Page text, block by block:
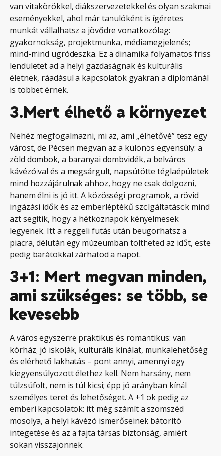
van vitakörökkel, diákszervezetekkel és olyan szakmai
eseményekkel, ahol már tanulóként is ígéretes
munkát vállalhatsz a jövődre vonatkozólag:
gyakornokság, projektmunka, médiamegjelenés;
mind-mind ugródeszka. Ez a dinamika folyamatos friss
lendületet ad a helyi gazdaságnak és kulturális
életnek, ráadásul a kapcsolatok gyakran a diplománál
is többet érnek.
3.Mert élhető a környezet
Nehéz megfogalmazni, mi az, ami „élhetővé” tesz egy
várost, de Pécsen megvan az a különös egyensúly: a
zöld dombok, a baranyai dombvidék, a belváros
kávézóival és a megsárgult, napsütötte téglaépületek
mind hozzájárulnak ahhoz, hogy ne csak dolgozni,
hanem élni is jó itt. A közösségi programok, a rövid
ingázási idők és az emberléptékű szolgáltatások mind
azt segítik, hogy a hétköznapok kényelmesek
legyenek. Itt a reggeli futás után beugorhatsz a
piacra, délután egy múzeumban töltheted az időt, este
pedig barátokkal zárhatod a napot.
3+1: Mert megvan minden,
ami szükséges: se több, se
kevesebb
A város egyszerre praktikus és romantikus: van
kórház, jó iskolák, kulturális kínálat, munkalehetőség
és elérhető lakhatás – pont annyi, amennyi egy
kiegyensúlyozott élethez kell. Nem harsány, nem
túlzsúfolt, nem is túl kicsi; épp jó arányban kínál
személyes teret és lehetőséget. A +1 ok pedig az
emberi kapcsolatok: itt még számít a szomszéd
mosolya, a helyi kávézó ismerőseinek bátorító
integetése és az a fajta társas biztonság, amiért
sokan visszajönnek.